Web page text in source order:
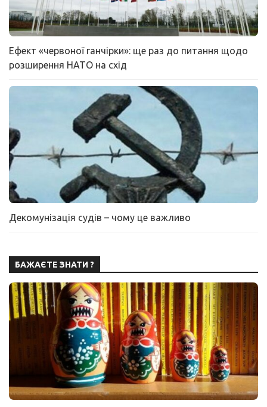
Ефект «червоної ганчірки»: ще раз до питання щодо
розширення НАТО на схід
Декомунізація судів – чому це важливо
БАЖАЄТЕ ЗНАТИ ?